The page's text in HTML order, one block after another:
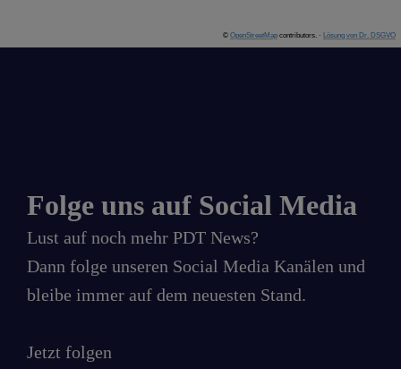
© OpenStreetMapcontributors. · Lösung von Dr. DSGVO
Folge uns auf Social Media
Lust auf noch mehr PDT News?
Dann folge unseren Social Media Kanälen und
bleibe immer auf dem neuesten Stand.
Jetzt folgen